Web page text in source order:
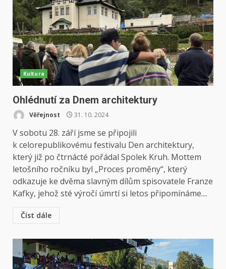
Kultura
Ohlédnutí za Dnem architektury
Věřejnost 31. 10. 2024
V sobotu 28. září jsme se připojili
k celorepublikovému festivalu Den architektury,
který již po čtrnácté pořádal Spolek Kruh. Mottem
letošního ročníku byl „Proces proměny“, který
odkazuje ke dvěma slavným dílům spisovatele Franze
Kafky, jehož sté výročí úmrtí si letos připomínáme....
Číst dále